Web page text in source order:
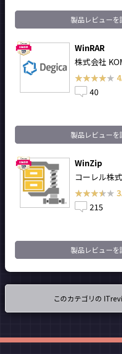
製品レビューを
WinRAR
株式会社
★★★★★
★★★★★
40
製品レビューを
WinZip
コーレル株
★★★★★
★★★★★
215
製品レビューを
このカテゴリの